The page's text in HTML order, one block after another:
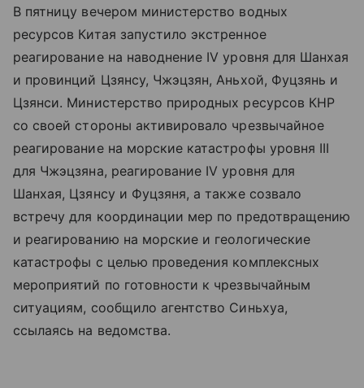
В пятницу вечером министерство водных
ресурсов Китая запустило экстренное
реагирование на наводнение IV уровня для Шанхая
и провинций Цзянсу, Чжэцзян, Аньхой, Фуцзянь и
Цзянси. Министерство природных ресурсов КНР
со своей стороны активировало чрезвычайное
реагирование на морские катастрофы уровня III
для Чжэцзяна, реагирование IV уровня для
Шанхая, Цзянсу и Фуцзяня, а также созвало
встречу для координации мер по предотвращению
и реагированию на морские и геологические
катастрофы с целью проведения комплексных
мероприятий по готовности к чрезвычайным
ситуациям, сообщило агентство Синьхуа,
ссылаясь на ведомства.